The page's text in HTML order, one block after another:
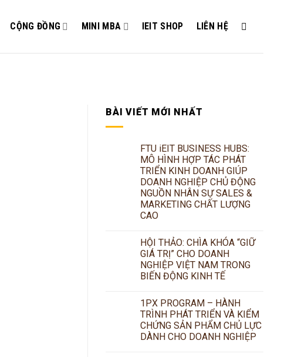
CỘNG ĐỒNG MINI MBA IEIT SHOP LIÊN HỆ
BÀI VIẾT MỚI NHẤT
FTU iEIT BUSINESS HUBS:
MÔ HÌNH HỢP TÁC PHÁT
TRIỂN KINH DOANH GIÚP
DOANH NGHIỆP CHỦ ĐỘNG
NGUỒN NHÂN SỰ SALES &
MARKETING CHẤT LƯỢNG
CAO
HỘI THẢO: CHÌA KHÓA “GIỮ
GIÁ TRỊ” CHO DOANH
NGHIỆP VIỆT NAM TRONG
BIẾN ĐỘNG KINH TẾ
1PX PROGRAM – HÀNH
TRÌNH PHÁT TRIỂN VÀ KIỂM
CHỨNG SẢN PHẨM CHỦ LỰC
DÀNH CHO DOANH NGHIỆP